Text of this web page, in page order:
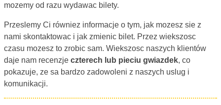
mozemy od razu wydawac bilety.
Przeslemy Ci równiez informacje o tym, jak mozesz sie z
nami skontaktowac i jak zmienic bilet. Przez wiekszosc
czasu mozesz to zrobic sam. Wiekszosc naszych klientów
daje nam recenzje czterech lub pieciu gwiazdek, co
pokazuje, ze sa bardzo zadowoleni z naszych uslug i
komunikacji.